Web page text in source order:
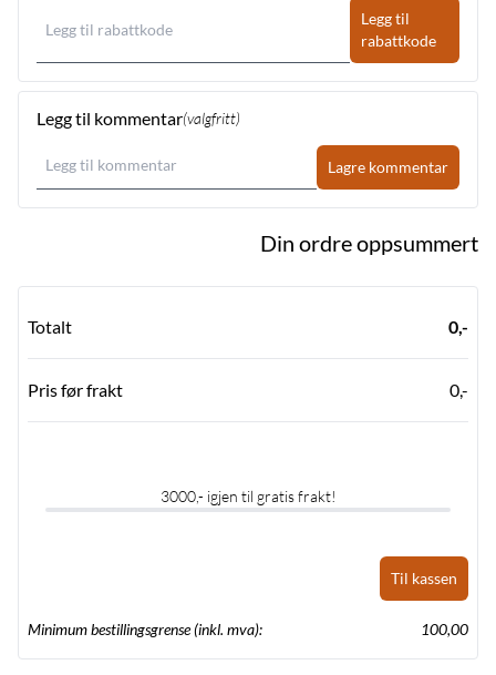
Legg til
rabattkode
Legg til kommentar(valgfritt)
Lagre kommentar
Din ordre oppsummert
Totalt 0,-
Pris før frakt 0,-
3000,- igjen til gratis frakt!
Til kassen
Minimum bestillingsgrense (inkl. mva): 100,00